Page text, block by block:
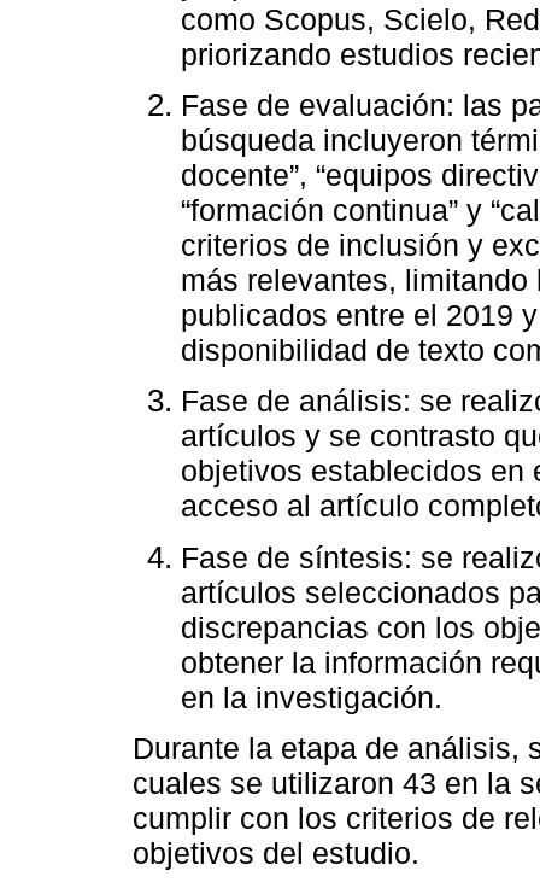
como Scopus, Scielo,
priorizando estudios
Fase de evaluación: las
búsqueda incluyeron
docente”, “equipos
“formación continua” y
criterios de inclusión y
más relevantes,
publicados entre el 2019
disponibilidad de texto
Fase de análisis: se
artículos y se contrasto
objetivos establecidos en
acceso al artículo
Fase de síntesis: se
artículos seleccionados
discrepancias con los
obtener la información
en la investigación.
Durante la etapa de análisis,
cuales se utilizaron 43 en la
cumplir con los criterios de
objetivos del estudio.